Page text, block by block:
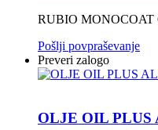
RUBIO MONOCOAT
Pošlji povpraševanje
Preveri zalogo
OLJE OIL PLUS